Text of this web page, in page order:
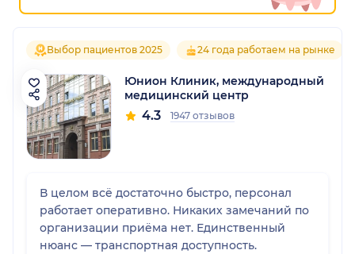
Выбор пациентов 2025 24 года работаем на рынке
Юнион Клиник, международный
медицинский центр
4.3 1947 отзывов
В целом всё достаточно быстро, персонал
работает оперативно. Никаких замечаний по
организации приёма нет. Единственный
нюанс — транспортная доступность.